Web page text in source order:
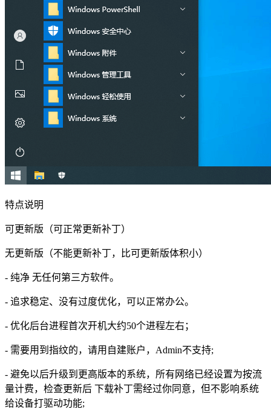
特点说明
可更新版（可正常更新补丁）
无更新版（不能更新补丁，比可更新版体积小）
- 纯净 无任何第三方软件。
- 追求稳定、没有过度优化，可以正常办公。
- 优化后台进程首次开机大约50个进程左右；
- 需要用到指纹的，请用自建账户，Admin不支持;
- 避免以后升级到更高版本的系统，所有网络已经设置为按流
量计费，检查更新后 下载补丁需经过你同意，但不影响系统
给设备打驱动功能;